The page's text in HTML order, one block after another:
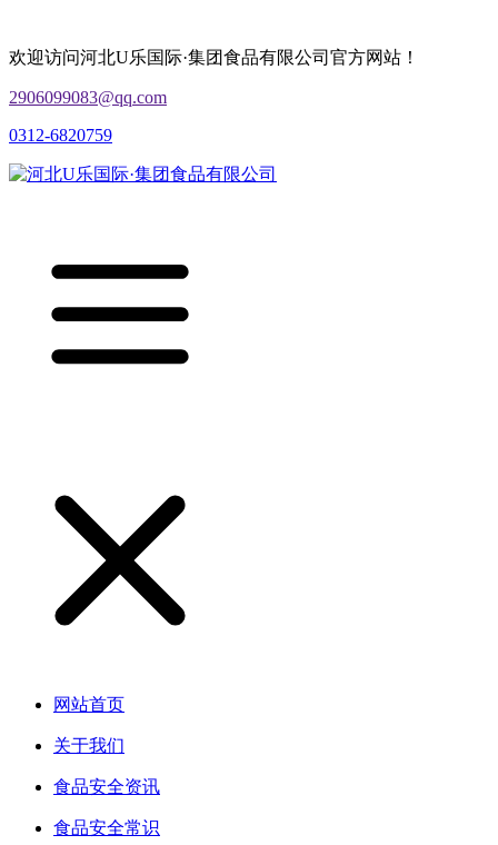
欢迎访问河北U乐国际·集团食品有限公司官方网站！
2906099083@qq.com
0312-6820759
网站首页
关于我们
食品安全资讯
食品安全常识